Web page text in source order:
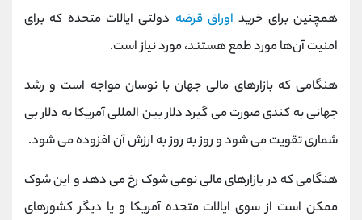
همچنین برای خرید اوراق قرضه دولتی ایالات متحده که برای
امنیت آن‌ها مورد طمع هستند، مورد نیاز است.
هنگامی که بازارهای مالی جهان با نوسان مواجه است و رشد
جهانی به کندی صورت می گیرد دلار بین المللی آمریکا به دلار بی
شماری تقویت می شود و روز به روز به ارزش آن افزوده می شود.
هنگامی که در بازارهای مالی نوعی شوک رخ می ‌دهد و این شوک
ممکن است از سوی ایالات متحده آمریکا و یا دیگر کشورهای